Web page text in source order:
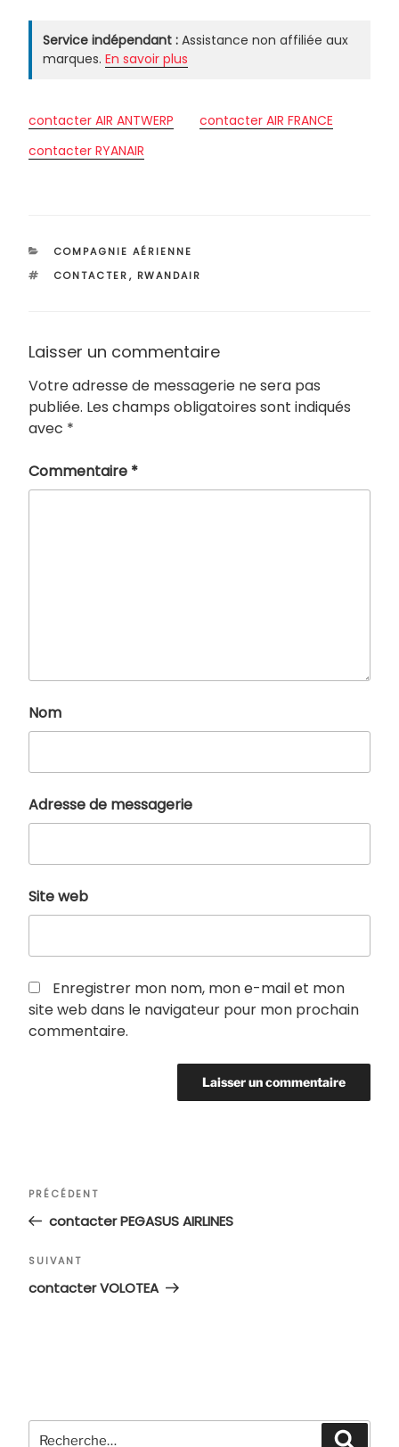
Service indépendant : Assistance non affiliée aux
marques. En savoir plus
contacter AIR ANTWERP
contacter AIR FRANCE
contacter RYANAIR
CATÉGORIES
COMPAGNIE AÉRIENNE
ÉTIQUETTES
CONTACTER, RWANDAIR
Laisser un commentaire
Votre adresse de messagerie ne sera pas
publiée. Les champs obligatoires sont indiqués
avec *
Commentaire *
Nom
Adresse de messagerie
Site web
Enregistrer mon nom, mon e-mail et mon
site web dans le navigateur pour mon prochain
commentaire.
Navigation
l’article
Article
précédent
PRÉCÉDENT
contacter PEGASUS AIRLINES
Article
suivant
SUIVANT
contacter VOLOTEA
Recherche